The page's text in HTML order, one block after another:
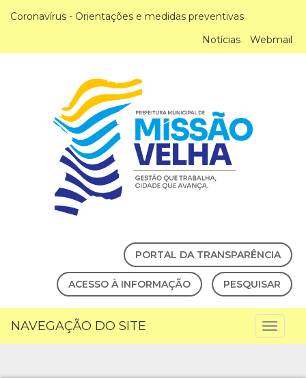
Coronavírus - Orientações e medidas preventivas
Notícias
Webmail
PORTAL DA TRANSPARÊNCIA
ACESSO À INFORMAÇÃO PESQUISAR
NAVEGAÇÃO DO SITE